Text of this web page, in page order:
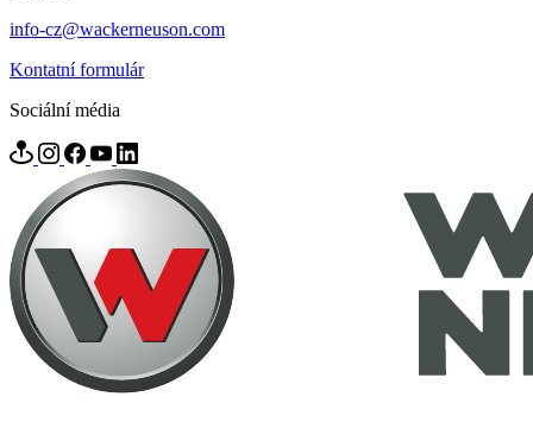
info-cz@wackerneuson.com
Kontatní formulár
Sociální média